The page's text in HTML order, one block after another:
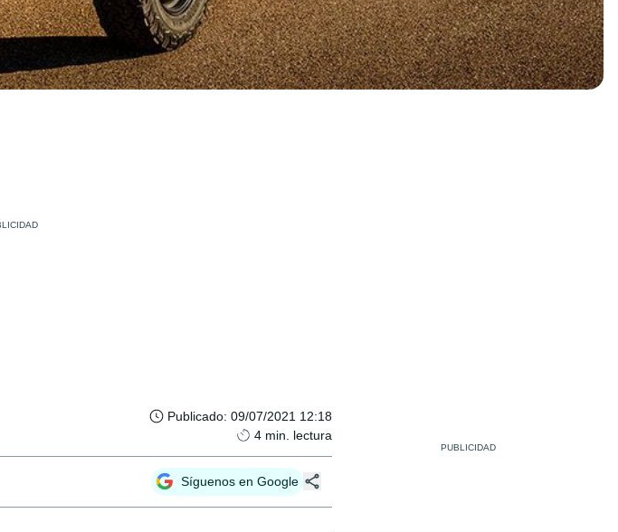
Publicado: 09/07/2021 12:18
4 min. lectura
Síguenos en Google